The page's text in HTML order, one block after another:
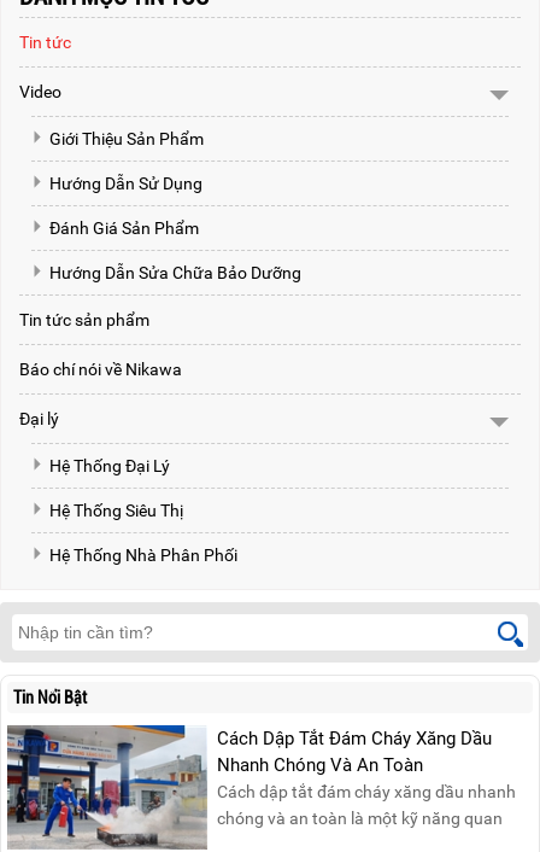
Tin tức
Video
Giới Thiệu Sản Phẩm
Hướng Dẫn Sử Dụng
Đánh Giá Sản Phẩm
Hướng Dẫn Sửa Chữa Bảo Dưỡng
Tin tức sản phẩm
Báo chí nói về Nikawa
Đại lý
Hệ Thống Đại Lý
Hệ Thống Siêu Thị
Hệ Thống Nhà Phân Phối
Tin Nổi Bật
Cách Dập Tắt Đám Cháy Xăng Dầu
Nhanh Chóng Và An Toàn
Cách dập tắt đám cháy xăng dầu nhanh
chóng và an toàn là một kỹ năng quan